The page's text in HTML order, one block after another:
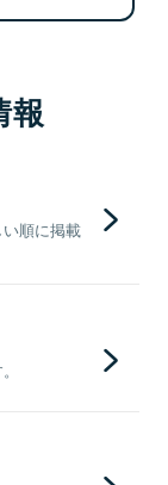
報
順に掲載